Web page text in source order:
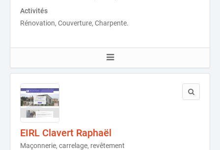
Activités
Rénovation, Couverture, Charpente.
EIRL Clavert Raphaël
Maçonnerie, carrelage, revêtement